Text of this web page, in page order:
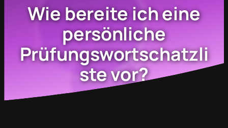
Wie bereite ich eine
persönliche
Prüfungswortschatzli
ste vor?